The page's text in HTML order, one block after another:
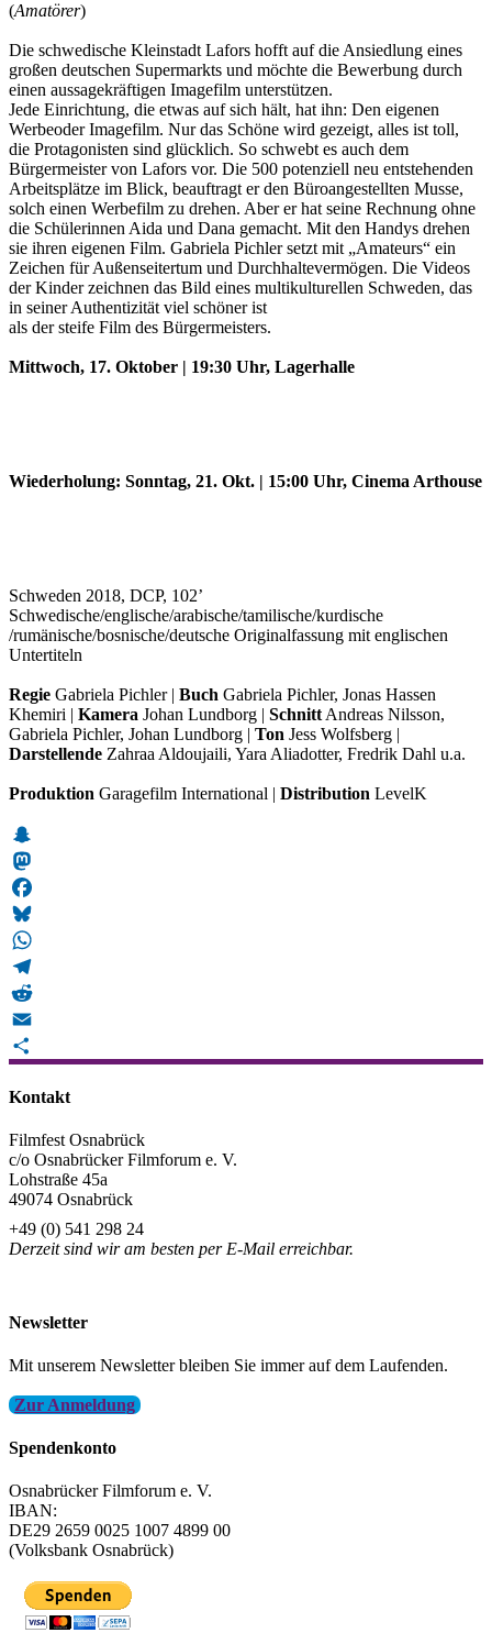
(Amatörer)
Die schwedische Kleinstadt Lafors hofft auf die Ansiedlung eines
großen deutschen Supermarkts und möchte die Bewerbung durch
einen aussagekräftigen Imagefilm unterstützen.
Jede Einrichtung, die etwas auf sich hält, hat ihn: Den eigenen
Werbeoder Imagefilm. Nur das Schöne wird gezeigt, alles ist toll,
die Protagonisten sind glücklich. So schwebt es auch dem
Bürgermeister von Lafors vor. Die 500 potenziell neu entstehenden
Arbeitsplätze im Blick, beauftragt er den Büroangestellten Musse,
solch einen Werbefilm zu drehen. Aber er hat seine Rechnung ohne
die Schülerinnen Aida und Dana gemacht. Mit den Handys drehen
sie ihren eigenen Film. Gabriela Pichler setzt mit „Amateurs“ ein
Zeichen für Außenseitertum und Durchhaltevermögen. Die Videos
der Kinder zeichnen das Bild eines multikulturellen Schweden, das
in seiner Authentizität viel schöner ist
als der steife Film des Bürgermeisters.
Mittwoch, 17. Oktober | 19:30 Uhr, Lagerhalle
Wiederholung: Sonntag, 21. Okt. | 15:00 Uhr, Cinema Arthouse
Schweden 2018, DCP, 102’
Schwedische/englische/arabische/tamilische/kurdische
/rumänische/bosnische/deutsche Originalfassung mit englischen
Untertiteln
Regie Gabriela Pichler | Buch Gabriela Pichler, Jonas Hassen
Khemiri | Kamera Johan Lundborg | Schnitt Andreas Nilsson,
Gabriela Pichler, Johan Lundborg | Ton Jess Wolfsberg |
Darstellende Zahraa Aldoujaili, Yara Aliadotter, Fredrik Dahl u.a.
Produktion Garagefilm International | Distribution LevelK
Snapchat
Mastodon
Facebook
Bluesky
WhatsApp
Telegram
Reddit
Email
Kontakt
Filmfest Osnabrück
c/o Osnabrücker Filmforum e. V.
Lohstraße 45a
49074 Osnabrück
+49 (0) 541 298 24
Derzeit sind wir am besten per E-Mail erreichbar.
Newsletter
Mit unserem Newsletter bleiben Sie immer auf dem Laufenden.
Zur Anmeldung
Spendenkonto
Osnabrücker Filmforum e. V.
IBAN:
DE29 2659 0025 1007 4899 00
(Volksbank Osnabrück)